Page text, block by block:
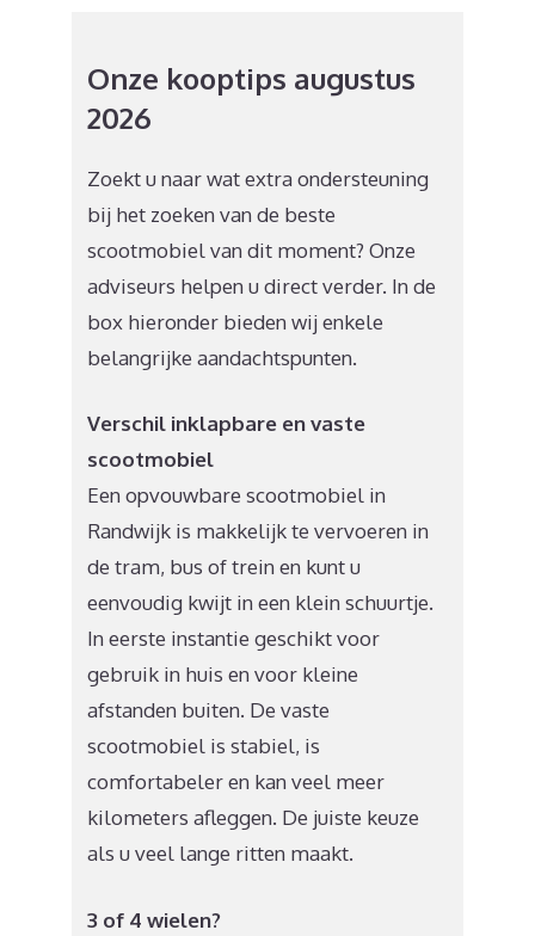
Onze kooptips augustus
2026
Zoekt u naar wat extra ondersteuning
bij het zoeken van de beste
scootmobiel van dit moment? Onze
adviseurs helpen u direct verder. In de
box hieronder bieden wij enkele
belangrijke aandachtspunten.
Verschil inklapbare en vaste
scootmobiel
Een opvouwbare scootmobiel in
Randwijk is makkelijk te vervoeren in
de tram, bus of trein en kunt u
eenvoudig kwijt in een klein schuurtje.
In eerste instantie geschikt voor
gebruik in huis en voor kleine
afstanden buiten. De vaste
scootmobiel is stabiel, is
comfortabeler en kan veel meer
kilometers afleggen. De juiste keuze
als u veel lange ritten maakt.
3 of 4 wielen?